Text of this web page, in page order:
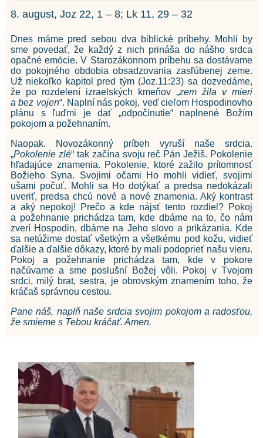
8. august, Joz 22, 1 – 8; Lk 11, 29 – 32
Dnes máme pred sebou dva biblické príbehy. Mohli by
sme povedať, že každý z nich prináša do nášho srdca
opačné emócie. V Starozákonnom príbehu sa dostávame
do pokojného obdobia obsadzovania zasľúbenej zeme.
Už niekoľko kapitol pred tým (Joz.11:23) sa dozvedáme,
že po rozdelení izraelských kmeňov „zem žila v mieri
a bez vojen“. Naplní nás pokoj, veď cieľom Hospodinovho
plánu s ľuďmi je dať „odpočinutie“ naplnené Božím
pokojom a požehnaním.
Naopak. Novozákonný príbeh vyruší naše srdcia.
„Pokolenie zlé“ tak začína svoju reč Pán Ježiš. Pokolenie
hľadajúce znamenia. Pokolenie, ktoré zažilo prítomnosť
Božieho Syna. Svojimi očami Ho mohli vidieť, svojimi
ušami počuť. Mohli sa Ho dotýkať a predsa nedokázali
uveriť, predsa chcú nové a nové znamenia. Aký kontrast
a aký nepokoj! Prečo a kde nájsť tento rozdiel? Pokoj
a požehnanie prichádza tam, kde dbáme na to, čo nám
zverí Hospodin, dbáme na Jeho slovo a prikázania. Kde
sa netúžime dostať všetkým a všetkému pod kožu, vidieť
ďalšie a ďalšie dôkazy, ktoré by mali podoprieť našu vieru.
Pokoj a požehnanie prichádza tam, kde v pokore
načúvame a sme poslušní Božej vôli. Pokoj v Tvojom
srdci, milý brat, sestra, je obrovským znamením toho, že
kráčaš správnou cestou.
Pane náš, naplň naše srdcia svojim pokojom a radosťou,
že smieme s Tebou kráčať. Amen.